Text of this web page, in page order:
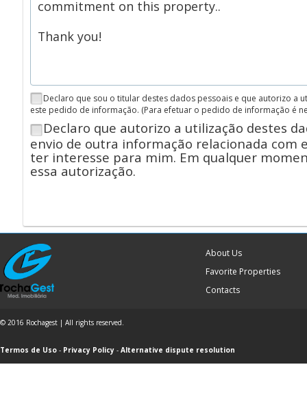
Declaro que sou o titular destes dados pessoais e que autorizo a
este pedido de informação. (Para efetuar o pedido de informação é
Declaro que autorizo a utilização destes
envio de outra informação relacionada com
ter interesse para mim. Em qualquer
essa autorização.
About Us
Favorite Properties
Contacts
© 2016 Rochagest | All rights reserved.
Termos de Uso - Privacy Policy - Alternative dispute resolution